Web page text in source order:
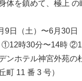
体を鎮めて、極上 の
9日（土）〜6月30
①12時30分〜14時
ンホテル神宮外苑の
町 11 番 3 号）